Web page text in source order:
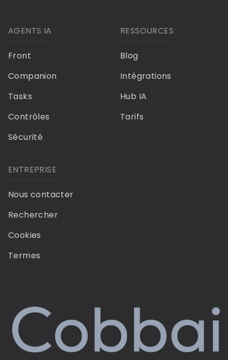
AGENTS IA
Front
Companion
Tasks
Contrôles
Sécurité
RESSOURCES
Blog
Intégrations
Hub IA
Tarifs
ENTREPRISE
Nous contacter
Rechercher
Cookies
Termes